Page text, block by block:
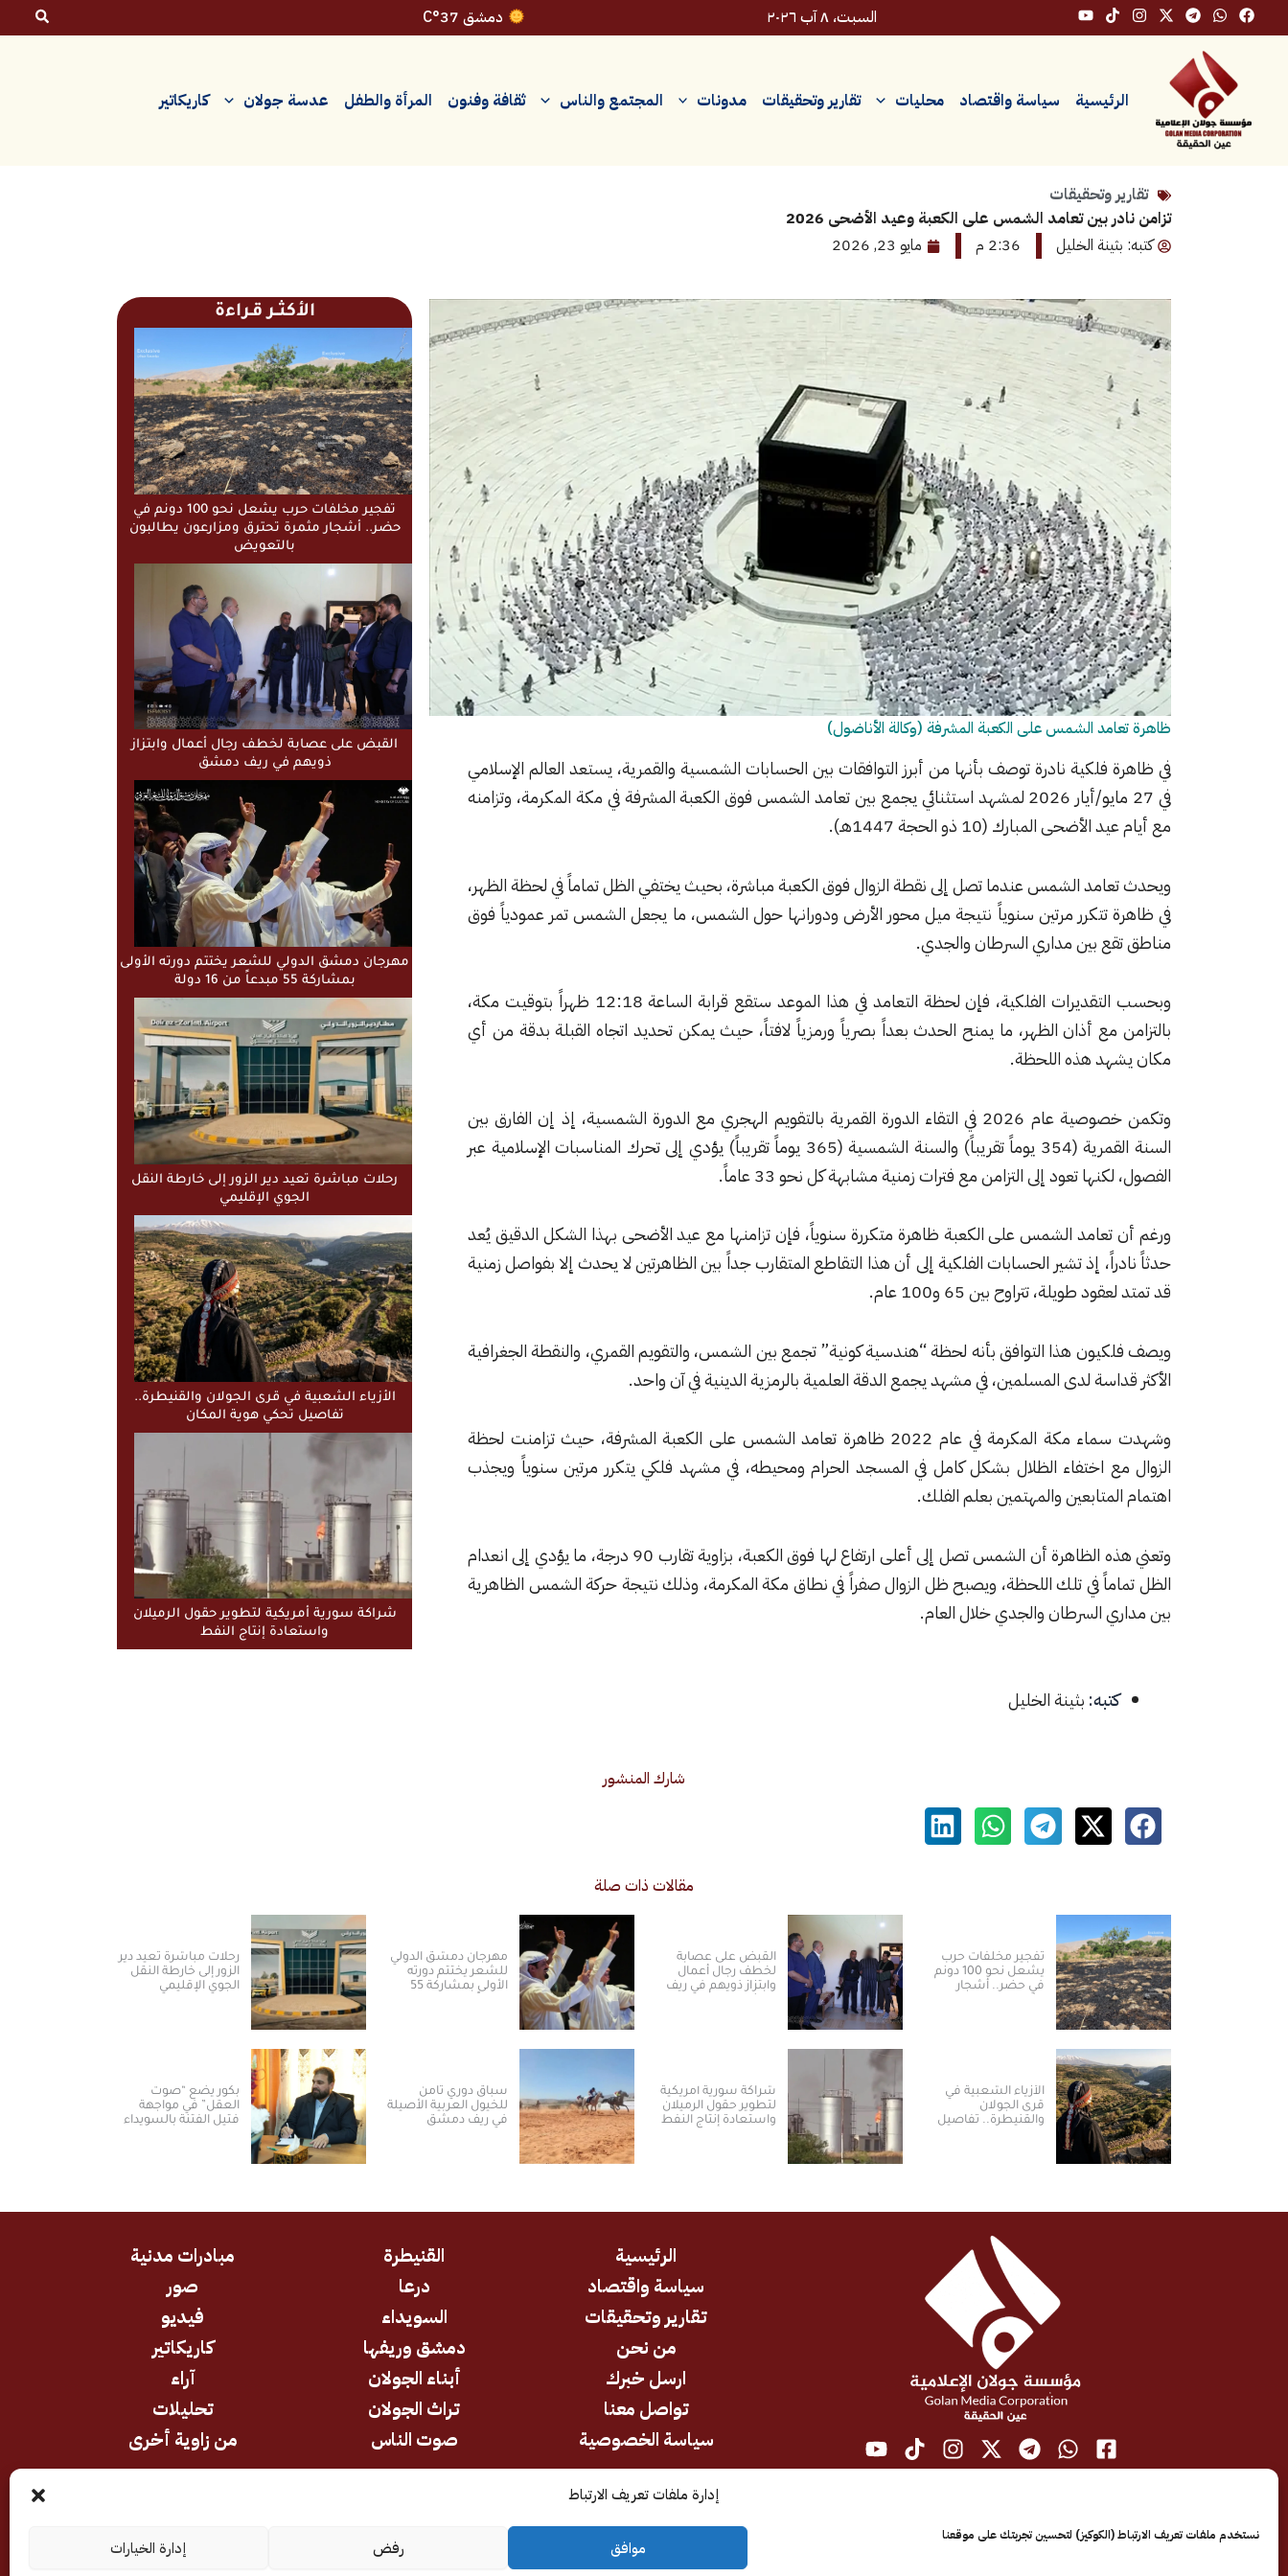
إدارة ملفات تعريف الارتباط
نستخدم ملفات تعريف الارتباط (الكوكيز) لتحسين تجربتك على موقعنا
موافق رفض إدارة الخيارات
تخطي
إلى
السبت، ٨ آب ٢٠٢٦ دمشق 37°C
الرئيسية سياسة واقتصاد محليات تقارير وتحقيقات مدونات المجتمع والناس ثقافة وفنون المرأة والطفل عدسة جولان كاريكاتير
تقارير وتحقيقات
تزامن نادر بين تعامد الشمس على الكعبة وعيد الأضحى 2026
كتبه: بثينة الخليل
2:36 م مايو 23, 2026
ظاهرة تعامد الشمس على الكعبة المشرفة (وكالة الأناضول)
في ظاهرة فلكية نادرة توصف بأنها من أبرز التوافقات بين الحسابات الشمسية والقمرية، يستعد العالم الإسلامي
في 27 مايو/أيار 2026 لمشهد استثنائي يجمع بين تعامد الشمس فوق الكعبة المشرفة في
مكة المكرمة، وتزامنه
مع أيام عيد الأضحى المبارك (10 ذو الحجة 1447هـ).
ويحدث تعامد الشمس عندما تصل إلى نقطة الزوال فوق الكعبة مباشرة، بحيث يختفي الظل تماماً في لحظة الظهر،
في ظاهرة تتكرر مرتين سنوياً نتيجة ميل محور الأرض ودورانها حول الشمس، ما يجعل الشمس تمر عمودياً فوق
مناطق تقع بين مداري السرطان والجدي.
وبحسب التقديرات الفلكية، فإن لحظة التعامد في هذا الموعد ستقع قرابة الساعة 12:18 ظهراً بتوقيت مكة،
بالتزامن مع أذان الظهر، ما يمنح الحدث بعداً بصرياً ورمزياً لافتاً، حيث يمكن تحديد اتجاه القبلة بدقة من أي
مكان يشهد هذه اللحظة.
وتكمن خصوصية عام 2026 في التقاء الدورة القمرية بالتقويم الهجري مع الدورة الشمسية، إذ إن الفارق بين
السنة القمرية (354 يوماً تقريباً) والسنة الشمسية (365 يوماً تقريباً) يؤدي إلى تحرك المناسبات الإسلامية عبر
الفصول، لكنها تعود إلى التزامن مع فترات زمنية مشابهة كل نحو 33 عاماً.
ورغم أن تعامد الشمس على الكعبة ظاهرة متكررة سنوياً، فإن تزامنها مع عيد الأضحى بهذا الشكل الدقيق يُعد
حدثاً نادراً، إذ تشير الحسابات الفلكية إلى أن هذا التقاطع المتقارب جداً بين الظاهرتين لا يحدث إلا بفواصل زمنية
قد تمتد لعقود طويلة، تتراوح بين 65 و100 عام.
ويصف فلكيون هذا التوافق بأنه لحظة “هندسية كونية” تجمع بين الشمس، والتقويم القمري، والنقطة الجغرافية
الأكثر قداسة لدى المسلمين، في مشهد يجمع الدقة العلمية بالرمزية الدينية في آن واحد.
وشهدت سماء مكة المكرمة
في عام 2022 ظاهرة تعامد الشمس على الكعبة المشرفة، حيث تزامنت لحظة
الزوال مع اختفاء الظلال بشكل كامل في المسجد الحرام ومحيطه، في مشهد فلكي يتكرر مرتين سنوياً ويجذب
اهتمام المتابعين والمهتمين بعلم الفلك.
وتعني هذه الظاهرة أن الشمس تصل إلى أعلى ارتفاع لها فوق الكعبة، بزاوية تقارب 90 درجة، ما يؤدي إلى انعدام
الظل تماماً في تلك اللحظة، ويصبح ظل الزوال صفراً في نطاق مكة المكرمة، وذلك نتيجة حركة الشمس الظاهرية
بين مداري السرطان والجدي خلال العام.
كتبه: بثينة الخليل
الأكثــر قـراءة
تفجير مخلفات حرب يشعل نحو 100 دونم في
حضر.. أشجار مثمرة تحترق ومزارعون يطالبون
بالتعويض
القبض على عصابة لخطف رجال أعمال وابتزاز
ذويهم في ريف دمشق
مهرجان دمشق الدولي للشعر يختتم دورته الأولى
بمشاركة 55 مبدعاً من 16 دولة
رحلات مباشرة تعيد دير الزور إلى خارطة النقل
الجوي الإقليمي
الأزياء الشعبية في قرى الجولان والقنيطرة..
تفاصيل تحكي هوية المكان
شراكة سورية أمريكية لتطوير حقول الرميلان
واستعادة إنتاج النفط
شارك المنشور
مقالات ذات صلة
تفجير مخلفات حرب
يشعل نحو 100 دونم
في حضر.. أشجار
القبض على عصابة
لخطف رجال أعمال
وابتزاز ذويهم في ريف
مهرجان دمشق الدولي
للشعر يختتم دورته
الأولى بمشاركة 55
رحلات مباشرة تعيد دير
الزور إلى خارطة النقل
الجوي الإقليمي
الأزياء الشعبية في
قرى الجولان
والقنيطرة.. تفاصيل
شراكة سورية أمريكية
لتطوير حقول الرميلان
واستعادة إنتاج النفط
سباق دوري ثامن
للخيول العربية الأصيلة
في ريف دمشق
بكور يضع “صوت
العقل” في مواجهة
فتيل الفتنة بالسويداء
الرئيسية
سياسة واقتصاد
تقارير وتحقيقات
من نحن
ارسل خبرك
تواصل معنا
سياسة الخصوصية
القنيطرة
درعا
السويداء
دمشق وريفها
أبناء الجولان
تراث الجولان
صوت الناس
مبادرات مدنية
صور
فيديو
كاريكاتير
آراء
تحليلات
من زاوية أخرى
كل الآراء والتحليلات تعبر عن رأي أصحابها وليس بالضرورة عن رأي وتوجه